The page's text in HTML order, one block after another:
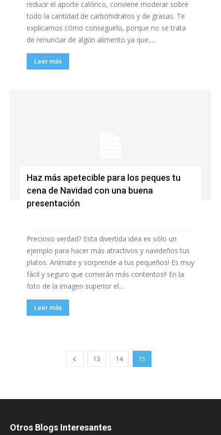
reducir el aporte calórico, conviene moderar sobre
todo la cantidad de carbohidratos y de grasas. Te
explicamos cómo conseguirlo, porque no se trata
de renunciar de algún alimento ya que,...
Leer más
Haz más apetecible para los peques tu
cena de Navidad con una buena
presentación
Precioso verdad? Esta divertida idea es sólo un
ejemplo para hacer más atractivos y navideños tus
platos. Anímate y sorprende a tus pequeños! Es muy
fácil y seguro que comerán más contentos!! En la
foto de la imagen superior el...
Leer más
13 14 15
Otros Blogs Interesantes